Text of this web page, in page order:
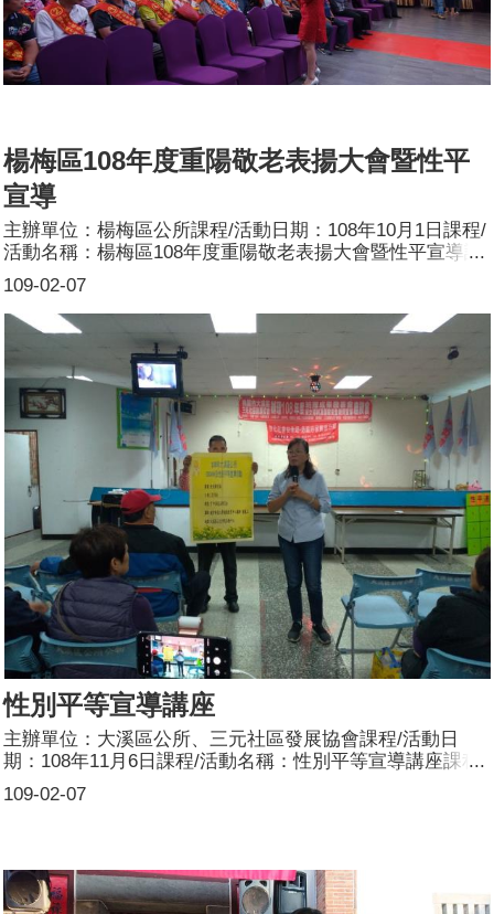
楊梅區108年度重陽敬老表揚大會暨性平
宣導
109-02-07
主辦單位：楊梅區公所課程/活動日期：108年10月1日課程/
活動名稱：楊梅區108年度重陽敬老表揚大會暨性平宣導課
程/活動目標：108年10月1日(二)上午9時至12時公所辦理年
度重陽敬老表揚大會，會中提供性別平等宣導紅布條、文宣
品發放、人員宣講參加人數：約計500人。
性別平等宣導講座
109-02-07
主辦單位：大溪區公所、三元社區發展協會課程/活動日
期：108年11月6日課程/活動名稱：性別平等宣導講座課程/
活動目標：透過講師對日常生活的性平觀察宣講CEDAW及
性別平等議題由民俗觀點切入，與民眾有獎徵答互動遊戲，